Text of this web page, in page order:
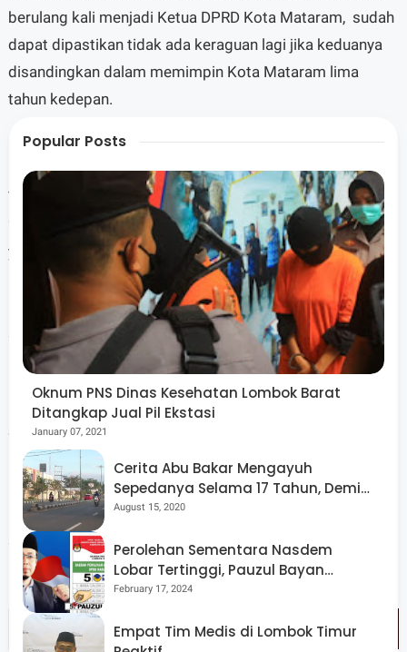
berulang kali menjadi Ketua DPRD Kota Mataram, sudah
dapat dipastikan tidak ada keraguan lagi jika keduanya
disandingkan dalam memimpin Kota Mataram lima
tahun kedepan.
Terlebih, imbuh Lalu Winengan, dalam Pemilu Legislatif
2024 lalu, raihan suara Didi Sumardi sangat signifikan
yang dapat dikonversi pada Pilkada Kota Mataram
nantinya. "Artinya, Didi Sumardi berpotensi menjadi
penyumbang suara yang siginifikan bagi Mohan jika maju
sebagai Walikota Mataram," tandasnya.
Sebagai sesama alumni HMI, Lalu Winengan akan
bersurat secara resmi kepada Koordinator Majelis
Nasional KAHMI, Ahmad Doli Kurnia, agar mantan Ketua
KAHMI NTB, H. Didi Sumardi, SH., dapat diperjuangkan
sebagai Wakil Walikota Mataram mendampingi Mohan
Roliskana yang juga Ketua DPD Partai Golkar NTB.
Popular Posts
Oknum PNS Dinas Kesehatan Lombok Barat
Ditangkap Jual Pil Ekstasi
January 07, 2021
Cerita Abu Bakar Mengayuh
Sepedanya Selama 17 Tahun, Demi
Menggelorakan Kemerdekaan
August 15, 2020
Perolehan Sementara Nasdem
Lobar Tertinggi, Pauzul Bayan
Berpeluang “Rebut” Kursi Dapil 3
February 17, 2024
Empat Tim Medis di Lombok Timur